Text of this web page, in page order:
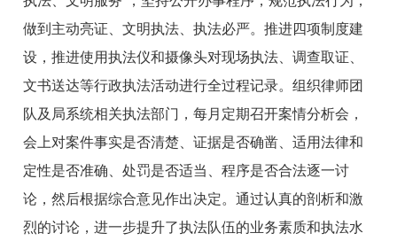
做到主动亮证、文明执法、执法必严。推进四项制度建
设，推进使用执法仪和摄像头对现场执法、调查取证、
文书送达等行政执法活动进行全过程记录。组织律师团
队及局系统相关执法部门，每月定期召开案情分析会，
会上对案件事实是否清楚、证据是否确凿、适用法律和
定性是否准确、处罚是否适当、程序是否合法逐一讨
论，然后根据综合意见作出决定。通过认真的剖析和激
烈的讨论，进一步提升了执法队伍的业务素质和执法水